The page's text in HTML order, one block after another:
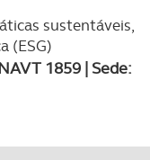
sustentáveis,
(ESG)
1859 | Sede: